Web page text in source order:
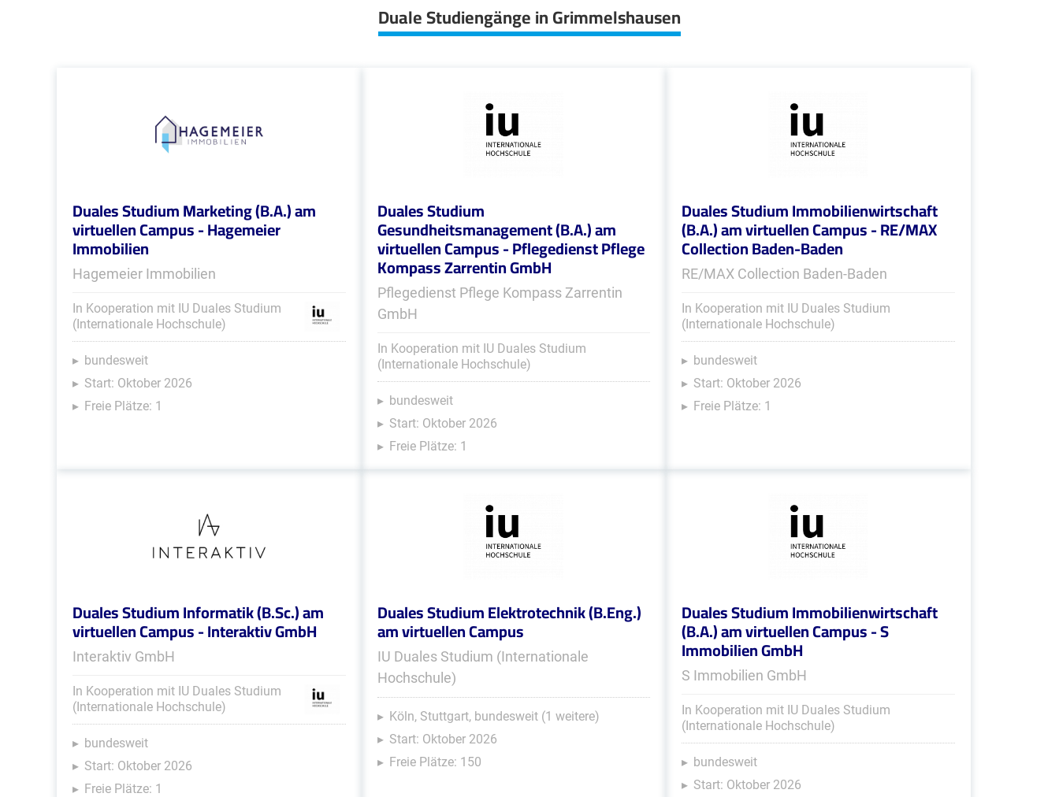
Duale Studiengänge in Grimmelshausen
Duales Studium Marketing (B.A.) am
virtuellen Campus - Hagemeier
Immobilien
Hagemeier Immobilien
In Kooperation mit IU Duales Studium
(Internationale Hochschule)
bundesweit
Start: Oktober 2026
Freie Plätze: 1
Duales Studium
Gesundheitsmanagement (B.A.) am
virtuellen Campus - Pflegedienst Pflege
Kompass Zarrentin GmbH
Pflegedienst Pflege Kompass Zarrentin
GmbH
In Kooperation mit IU Duales Studium
(Internationale Hochschule)
bundesweit
Start: Oktober 2026
Freie Plätze: 1
Duales Studium Immobilienwirtschaft
(B.A.) am virtuellen Campus - RE/MAX
Collection Baden-Baden
RE/MAX Collection Baden-Baden
In Kooperation mit IU Duales Studium
(Internationale Hochschule)
bundesweit
Start: Oktober 2026
Freie Plätze: 1
Duales Studium Informatik (B.Sc.) am
virtuellen Campus - Interaktiv GmbH
Interaktiv GmbH
In Kooperation mit IU Duales Studium
(Internationale Hochschule)
bundesweit
Start: Oktober 2026
Freie Plätze: 1
Duales Studium Elektrotechnik (B.Eng.)
am virtuellen Campus
IU Duales Studium (Internationale
Hochschule)
Köln, Stuttgart, bundesweit (1 weitere)
Start: Oktober 2026
Freie Plätze: 150
Duales Studium Immobilienwirtschaft
(B.A.) am virtuellen Campus - S
Immobilien GmbH
S Immobilien GmbH
In Kooperation mit IU Duales Studium
(Internationale Hochschule)
bundesweit
Start: Oktober 2026